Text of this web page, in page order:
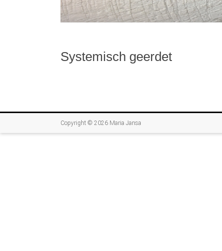
Systemisch geerdet
Copyright © 2026 Maria Jansa